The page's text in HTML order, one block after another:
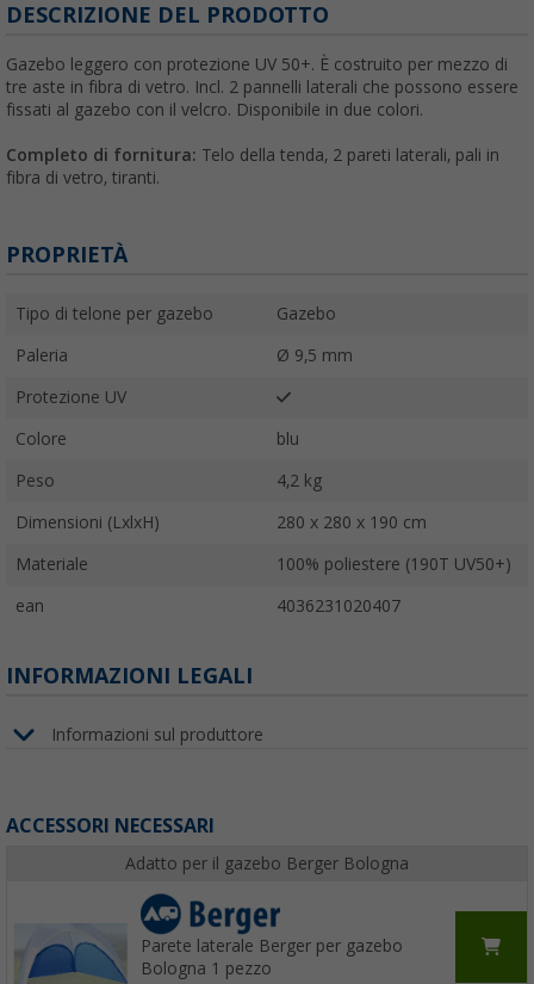
DESCRIZIONE DEL PRODOTTO
Gazebo leggero con protezione UV 50+. È costruito per mezzo di
tre aste in fibra di vetro. Incl. 2 pannelli laterali che possono essere
fissati al gazebo con il velcro. Disponibile in due colori.
Completo di fornitura: Telo della tenda, 2 pareti laterali, pali in
fibra di vetro, tiranti.
PROPRIETÀ
Tipo di telone per gazebo Gazebo
Paleria Ø 9,5 mm
Protezione UV
Colore blu
Peso 4,2 kg
Dimensioni (LxlxH) 280 x 280 x 190 cm
Materiale 100% poliestere (190T UV50+)
ean 4036231020407
INFORMAZIONI LEGALI
Informazioni sul produttore
ACCESSORI NECESSARI
Adatto per il gazebo Berger Bologna
Parete laterale Berger per gazebo
Bologna 1 pezzo